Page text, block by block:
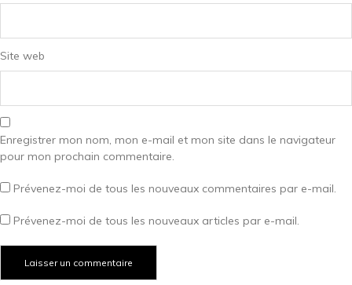
Site web
Enregistrer mon nom, mon e-mail et mon site dans le navigateur
pour mon prochain commentaire.
Prévenez-moi de tous les nouveaux commentaires par e-mail.
Prévenez-moi de tous les nouveaux articles par e-mail.